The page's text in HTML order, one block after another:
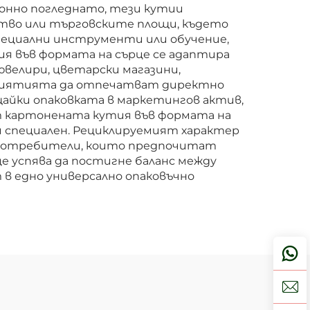
погледнато, тези кутии
или търговските площи, където
инструменти или обучение,
във формата на сърце се адаптира
цветарски магазини,
да отпечатват директно
опаковката в маркетингов актив,
кутия във формата на
Рециклируемият характер
които предпочитат
успява да постигне баланс между
универсално опаковъчно